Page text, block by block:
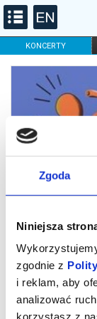
Zgoda
Niniejsza
zgodnie z
i reklam, aby
analizować
korzystasz z
KONCERTY
FILHARMONIA
DLA DZIECI
134. Od